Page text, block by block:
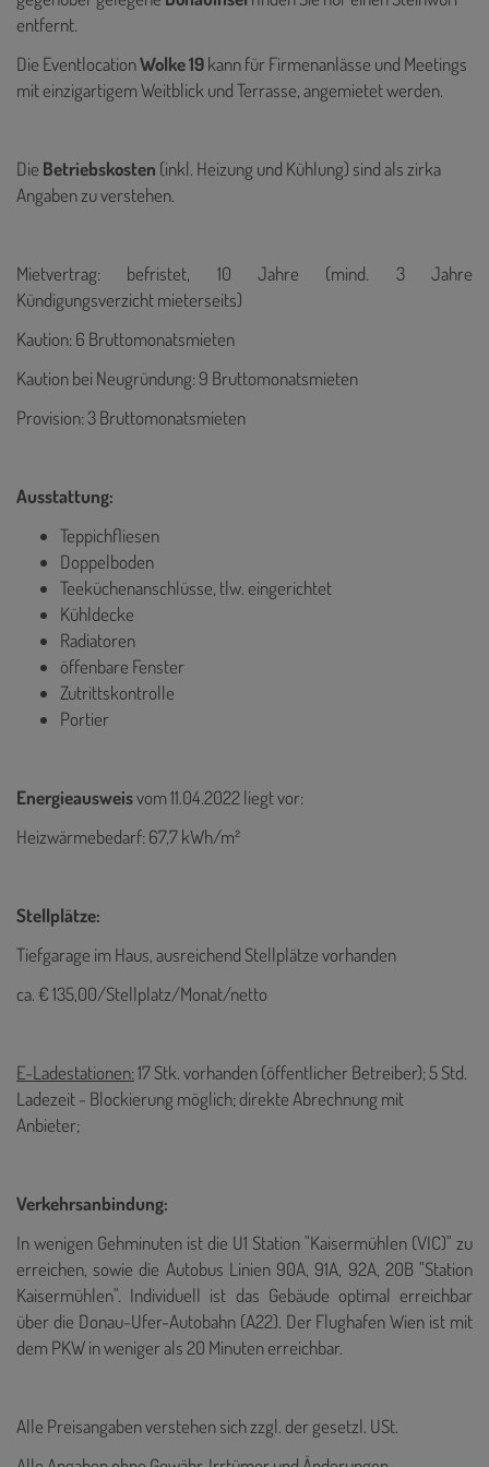
entfernt.
Die EventlocationWolke 19kann für Firmenanlässe und Meetings
mit einzigartigem Weitblick und Terrasse, angemietet werden.
Die Betriebskosten (inkl. Heizung und Kühlung) sind als zirka
Angaben zu verstehen.
Mietvertrag: befristet, 10 Jahre (mind. 3 Jahre
Kündigungsverzicht mieterseits)
Kaution: 6 Bruttomonatsmieten
Kaution bei Neugründung: 9 Bruttomonatsmieten
Provision: 3 Bruttomonatsmieten
Ausstattung:
Teppichfliesen
Doppelboden
Teeküchenanschlüsse, tlw. eingerichtet
Kühldecke
Radiatoren
öffenbare Fenster
Zutrittskontrolle
Portier
Energieausweisvom 11.04.2022liegt vor:
Heizwärmebedarf: 67,7 kWh/m²
Stellplätze:
Tiefgarage im Haus, ausreichend Stellplätze vorhanden
ca. € 135,00/Stellplatz/Monat/netto
E-Ladestationen:17 Stk. vorhanden (öffentlicher Betreiber); 5 Std.
Ladezeit - Blockierung möglich; direkte Abrechnung mit
Anbieter;
Verkehrsanbindung:
In wenigen Gehminuten ist die U1 Station "Kaisermühlen (VIC)" zu
erreichen, sowie die Autobus Linien 90A, 91A, 92A, 20B "Station
Kaisermühlen". Individuell ist das Gebäude optimal erreichbar
über die Donau-Ufer-Autobahn (A22). Der Flughafen Wien ist mit
dem PKW in weniger als 20 Minuten erreichbar.
Alle Preisangaben verstehen sich zzgl. der gesetzl. USt.